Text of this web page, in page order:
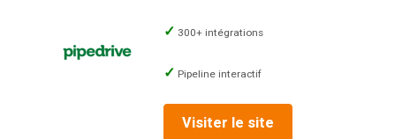
300+ intégrations
Pipeline interactif
Visiter le site